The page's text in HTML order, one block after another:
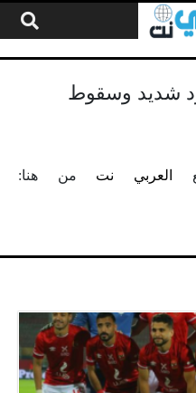
شديد وسقوط
العربي نت من هنا: